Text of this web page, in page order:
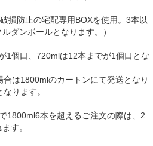
損防止の宅配専用BOXを使用。3本以
ダンボールとなります。）
1個口、720mlは12本までが1個口とな
は1800mlのカートンにて発送となり
ります。
1800ml6本を超えるご注文の際は、2
す。